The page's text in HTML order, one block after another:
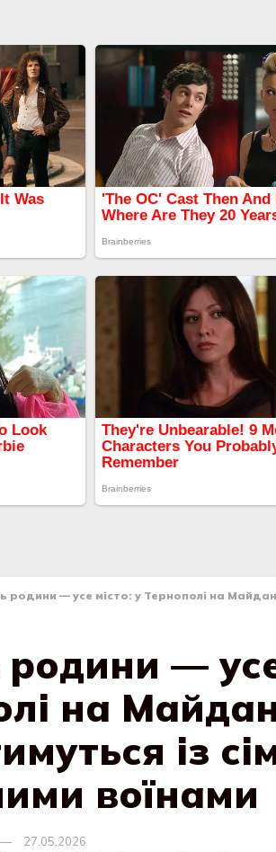
родини — усе місто: у Тернополі на
родини —
на
із
воїнами
27.05.2026